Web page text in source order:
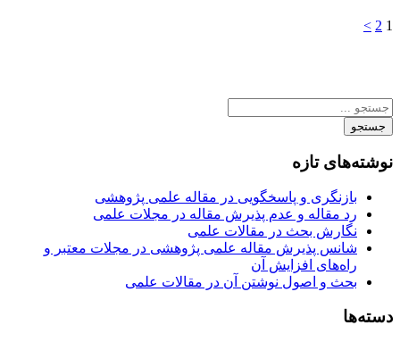
1
2
>
جستجو
نوشته‌های تازه
بازنگری و پاسخگویی در مقاله علمی پژوهشی
رد مقاله و عدم پذیرش مقاله در مجلات علمی
نگارش بحث در مقالات علمی
شانس پذیرش مقاله علمی پژوهشی در مجلات معتبر و
راه‌های افزایش آن
بحث و اصول نوشتن آن در مقالات علمی
دسته‌ها